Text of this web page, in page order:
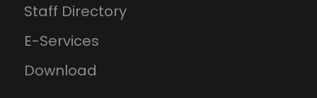
Staff Directory
E-Services
Download